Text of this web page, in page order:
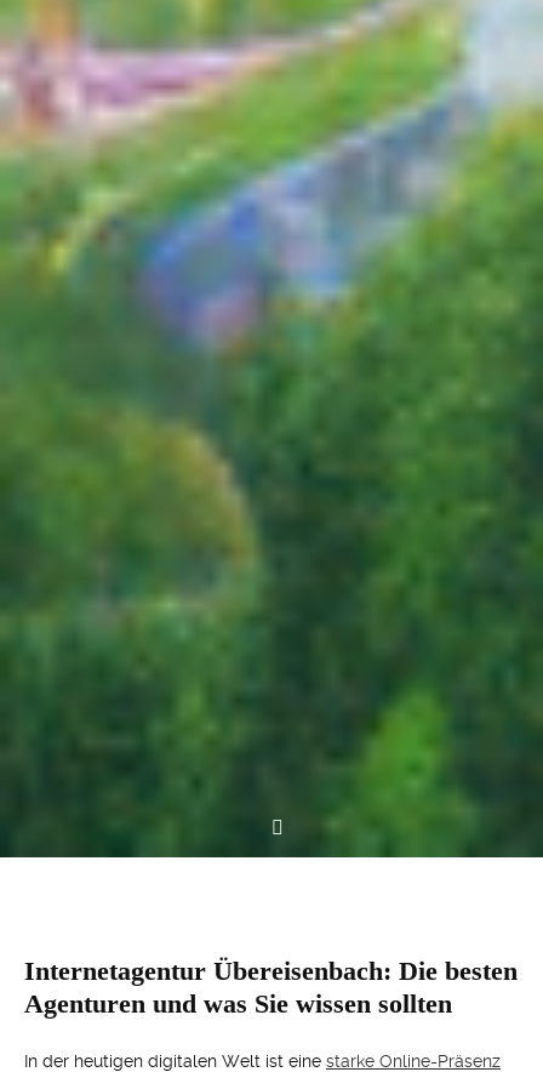
Internetagentur Übereisenbach: Die besten
Agenturen und was Sie wissen sollten
In der heutigen digitalen Welt ist eine starke Online-Präsenz